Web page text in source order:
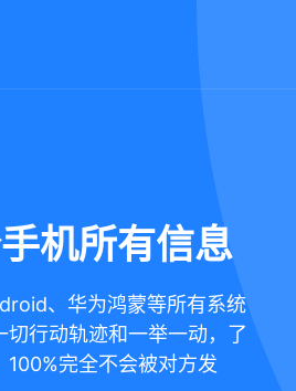
机所有信息
、华为鸿蒙等所有系统
行动轨迹和一举一动，了
完全不会被对方发